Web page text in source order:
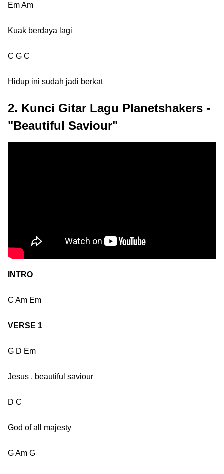
Em Am
Kuak berdaya lagi
C G C
Hidup ini sudah jadi berkat
2. Kunci Gitar Lagu Planetshakers -
"Beautiful Saviour"
INTRO
C Am Em
VERSE 1
G D Em
Jesus . beautiful saviour
D C
God of all majesty
G Am G